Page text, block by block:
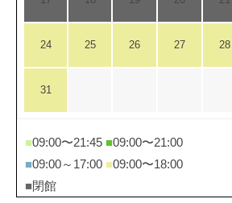
24 25 26 27 28
31
■09:00〜21:45 ■09:00〜21:00
■09:00～17:00 ■09:00〜18:00
■閉館